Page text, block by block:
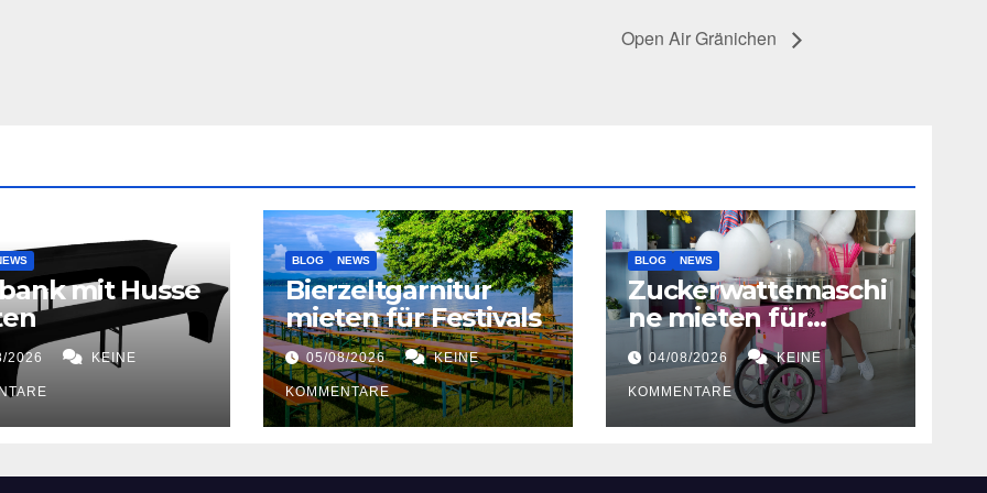
Open Air Gränichen
mit Husse
2026 KEINE
BLOG NEWS
Bierzeltgarnitur
mieten für Festivals
05/08/2026 KEINE
KOMMENTARE
BLOG NEWS
Zuckerwattemaschi
ne mieten für
Hochzeiten
04/08/2026 KEINE
KOMMENTARE